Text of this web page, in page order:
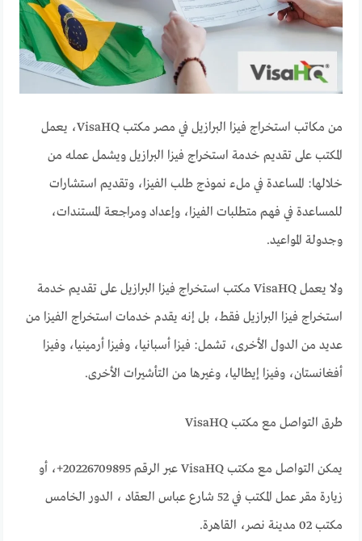
من مكاتب استخراج فيزا البرازيل في مصر مكتب VisaHQ، يعمل
المكتب على تقديم خدمة استخراج فيزا البرازيل ويشمل عمله من
خلالها: المساعدة في ملء نموذج طلب الفيزا، وتقديم استشارات
للمساعدة في فهم متطلبات الفيزا، وإعداد ومراجعة المستندات،
وجدولة المواعيد.
ولا يعمل VisaHQ مكتب استخراج فيزا البرازيل على تقديم خدمة
استخراج فيزا البرازيل فقط، بل إنه يقدم خدمات استخراج الفيزا من
عديد من الدول الأخرى، تشمل: فيزا أسبانيا، وفيزا أرمينيا، وفيزا
أفغانستان، وفيزا إيطاليا، وغيرها من التأشيرات الأخرى.
طرق التواصل مع مكتب VisaHQ
يمكن التواصل مع مكتب VisaHQ عبر الرقم 20226709895+، أو
زيارة مقر عمل المكتب في 52 شارع عباس العقاد ، الدور الخامس
مكتب 02 مدينة نصر، القاهرة.